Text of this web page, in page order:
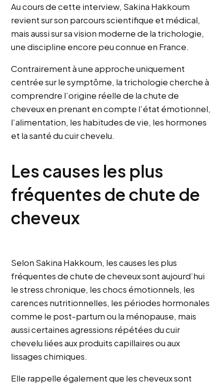
Au cours de cette interview, Sakina Hakkoum
revient sur son parcours scientifique et médical,
mais aussi sur sa vision moderne de la trichologie,
une discipline encore peu connue en France.
Contrairement à une approche uniquement
centrée sur le symptôme, la trichologie cherche à
comprendre l’origine réelle de la chute de
cheveux en prenant en compte l’état émotionnel,
l’alimentation, les habitudes de vie, les hormones
et la santé du cuir chevelu.
Les causes les plus
fréquentes de chute de
cheveux
Selon Sakina Hakkoum, les causes les plus
fréquentes de chute de cheveux sont aujourd’hui
le stress chronique, les chocs émotionnels, les
carences nutritionnelles, les périodes hormonales
comme le post-partum ou la ménopause, mais
aussi certaines agressions répétées du cuir
chevelu liées aux produits capillaires ou aux
lissages chimiques.
Elle rappelle également que les cheveux sont